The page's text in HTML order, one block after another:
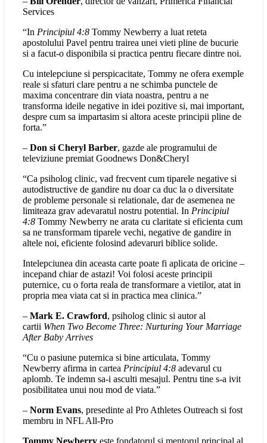
Services
“In Principiul 4:8 Tommy Newberry a luat reteta
apostolului Pavel pentru trairea unei vieti pline de bucurie
si a facut-o disponibila si practica pentru fiecare dintre noi.
Cu intelepciune si perspicacitate, Tommy ne ofera exemple
reale si sfaturi clare pentru a ne schimba punctele de
maxima concentrare din viata noastra, pentru a ne
transforma ideile negative in idei pozitive si, mai important,
despre cum sa impartasim si altora aceste principii pline de
forta.”
– Don si Cheryl Barber, gazde ale programului de
televiziune premiat Goodnews Don&Cheryl
“Ca psiholog clinic, vad frecvent cum tiparele negative si
autodistructive de gandire nu doar ca duc la o diversitate
de probleme personale si relationale, dar de asemenea ne
limiteaza grav adevaratul nostru potential. In Principiul
4:8 Tommy Newberry ne arata cu claritate si eficienta cum
sa ne transformam tiparele vechi, negative de gandire in
altele noi, eficiente folosind adevaruri biblice solide.
Intelepciunea din aceasta carte poate fi aplicata de oricine –
incepand chiar de astazi! Voi folosi aceste principii
puternice, cu o forta reala de transformare a vietilor, atat in
propria mea viata cat si in practica mea clinica.”
– Mark E. Crawford, psiholog clinic si autor al
cartii When Two Become Three: Nurturing Your Marriage
After Baby Arrives
“Cu o pasiune puternica si bine articulata, Tommy
Newberry afirma in cartea Principiul 4:8 adevarul cu
aplomb. Te indemn sa-i asculti mesajul. Pentru tine s-a ivit
posibilitatea unui nou mod de viata.”
– Norm Evans, presedinte al Pro Athletes Outreach si fost
membru in NFL All-Pro